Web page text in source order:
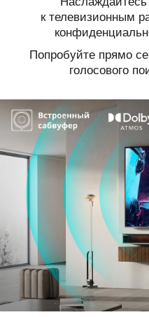
к телевизионным
Попробуйте прямо
голосового